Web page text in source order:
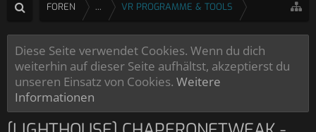
FOREN ... VR PROGRAMME & TOOLS
Diese Seite verwendet Cookies. Wenn du dich
weiterhin auf dieser Seite aufhältst, akzeptierst du
unseren Einsatz von Cookies. Weitere
Informationen